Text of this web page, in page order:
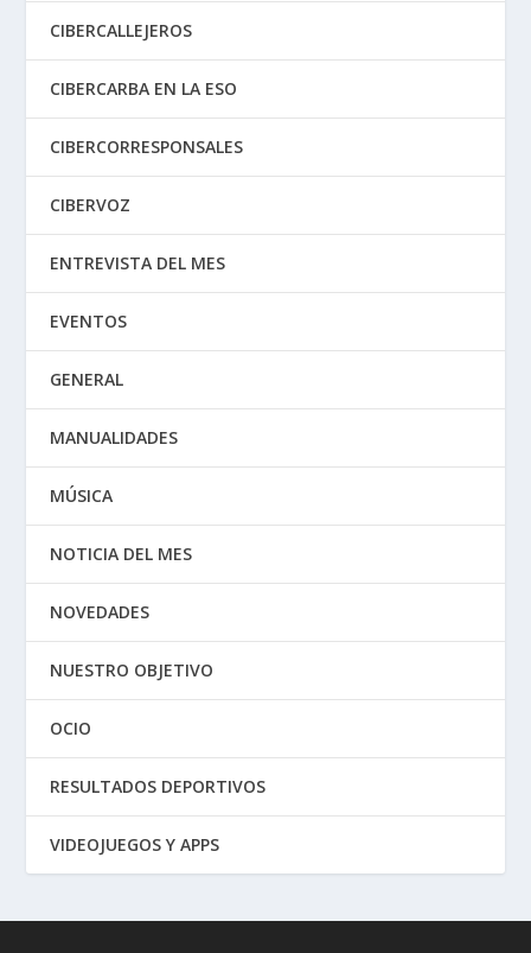
CIBERCALLEJEROS
CIBERCARBA EN LA ESO
CIBERCORRESPONSALES
CIBERVOZ
ENTREVISTA DEL MES
EVENTOS
GENERAL
MANUALIDADES
MÚSICA
NOTICIA DEL MES
NOVEDADES
NUESTRO OBJETIVO
OCIO
RESULTADOS DEPORTIVOS
VIDEOJUEGOS Y APPS